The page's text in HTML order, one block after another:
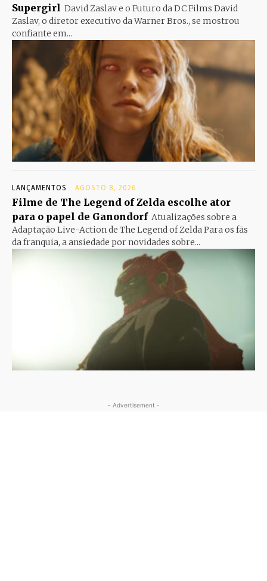
Supergirl David Zaslav e o Futuro da DC Films David
Zaslav, o diretor executivo da Warner Bros., se mostrou
confiante em...
LANÇAMENTOS AGOSTO 8, 2026
Filme de The Legend of Zelda escolhe ator
para o papel de Ganondorf Atualizações sobre a
Adaptação Live-Action de The Legend of Zelda Para os fãs
da franquia, a ansiedade por novidades sobre...
- Advertisement -